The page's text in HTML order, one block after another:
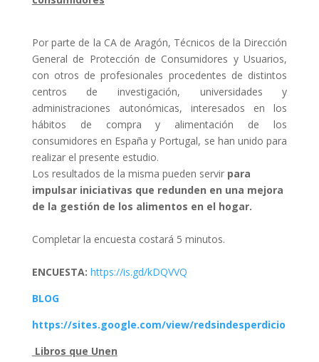
Por parte de la CA de Aragón, Técnicos de la Dirección
General de Protección de Consumidores y Usuarios,
con otros de profesionales procedentes de distintos
centros de investigación, universidades y
administraciones autonómicas, interesados en los
hábitos de compra y alimentación de los
consumidores en España y Portugal, se han unido para
realizar el presente estudio.
Los resultados de la misma pueden servir para
impulsar iniciativas que redunden en una mejora
de la gestión de los alimentos en el hogar.
Completar la encuesta costará 5 minutos.
ENCUESTA: https://is.gd/kDQVVQ
BLOG
https://sites.google.com/view/redsindesperdicio
Libros que Unen